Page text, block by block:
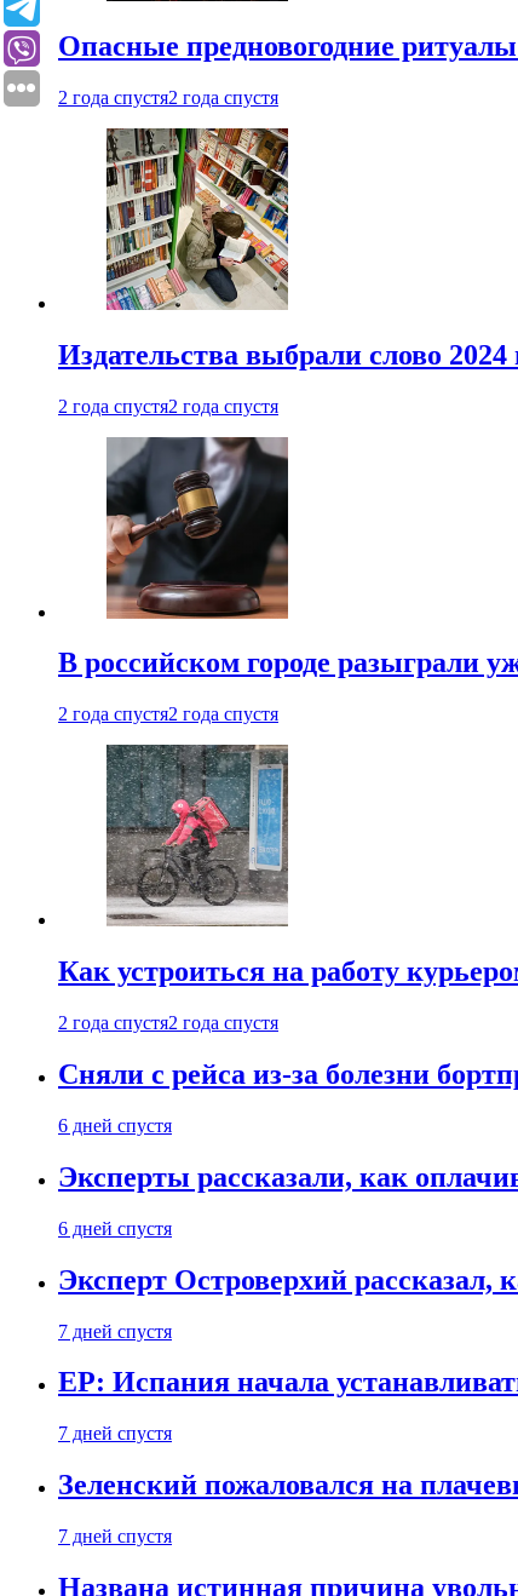
Опасные предновогодние
2 года спустя2 года спустя
Издательства выбрали слово 2024
2 года спустя2 года спустя
В российском городе разыграли
2 года спустя2 года спустя
Как устроиться на работу
2 года спустя2 года спустя
Сняли с рейса из-за болезни
6 дней спустя
Эксперты рассказали, как
6 дней спустя
Эксперт Островерхий рассказал,
7 дней спустя
EP: Испания начала
7 дней спустя
Зеленский пожаловался на
7 дней спустя
Названа истинная причина